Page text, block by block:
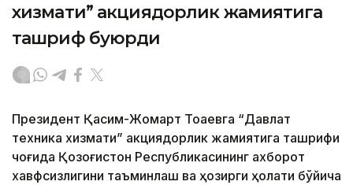
хизмати” акциядорлик жамиятига
ташриф буюрди
Президент Қасим-Жомарт Тоқаевга “Давлат
техника хизмати” акциядорлик жамиятига ташрифи
чоғида Қозоғистон Республикасининг ахборот
хавфсизлигини таъминлаш ва ҳозирги ҳолати бўйича